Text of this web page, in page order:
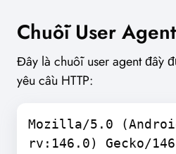
Chuỗi User Agent
Đây là chuỗi user agent đầy
yêu cầu HTTP:
Mozilla/5.0
rv:146.0) Gecko/